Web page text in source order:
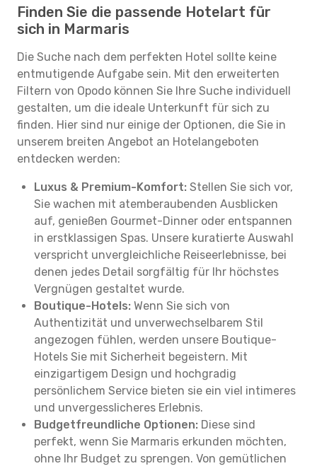
Finden Sie die passende Hotelart für
sich in Marmaris
Die Suche nach dem perfekten Hotel sollte keine
entmutigende Aufgabe sein. Mit den erweiterten
Filtern von Opodo können Sie Ihre Suche individuell
gestalten, um die ideale Unterkunft für sich zu
finden. Hier sind nur einige der Optionen, die Sie in
unserem breiten Angebot an Hotelangeboten
entdecken werden:
Luxus & Premium-Komfort: Stellen Sie sich vor,
Sie wachen mit atemberaubenden Ausblicken
auf, genießen Gourmet-Dinner oder entspannen
in erstklassigen Spas. Unsere kuratierte Auswahl
verspricht unvergleichliche Reiseerlebnisse, bei
denen jedes Detail sorgfältig für Ihr höchstes
Vergnügen gestaltet wurde.
Boutique-Hotels: Wenn Sie sich von
Authentizität und unverwechselbarem Stil
angezogen fühlen, werden unsere Boutique-
Hotels Sie mit Sicherheit begeistern. Mit
einzigartigem Design und hochgradig
persönlichem Service bieten sie ein viel intimeres
und unvergesslicheres Erlebnis.
Budgetfreundliche Optionen: Diese sind
perfekt, wenn Sie Marmaris erkunden möchten,
ohne Ihr Budget zu sprengen. Von gemütlichen